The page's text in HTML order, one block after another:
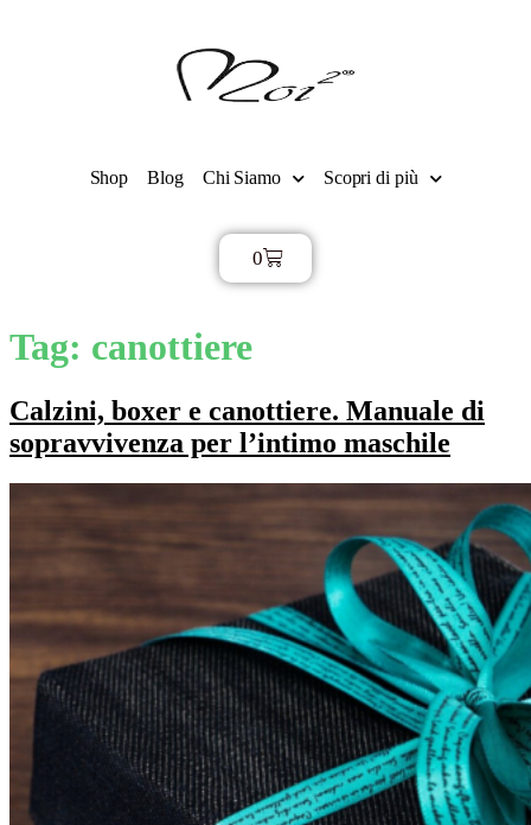
Shop Blog Chi Siamo Scopri di più
0
Tag: canottiere
Calzini, boxer e canottiere. Manuale di
sopravvivenza per l’intimo maschile